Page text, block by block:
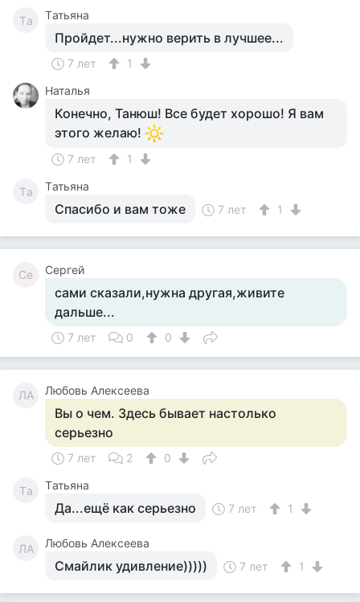
Tа Tатьяна
Пройдет...нужно верить в лучшее...
7 лет
1
Наталья
Конечно, Танюш! Все будет хорошо! Я вам
этого желаю!
7 лет 1
Tа Tатьяна
Спасибо и вам тоже 7 лет 1
Се Сергей
сами сказали,нужна другая,живите
дальше...
7 лет 0 0
ЛА Любовь Алексеева
Вы о чем. Здесь бывает настолько
серьезно
7 лет 2 0
Tа Tатьяна
Да...ещё как серьезно 7 лет 1
ЛА Любовь Алексеева
Смайлик удивление))))) 7 лет 1